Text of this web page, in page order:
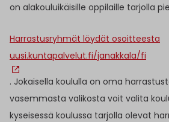
on alakouluikäisille oppilaille tarjolla
Harrastusryhmät löydät osoitteesta
uusi.kuntapalvelut.fi/janakkala/fi
. Jokaisella koululla on oma
vasemmasta valikosta voit valita
kyseisessä koulussa tarjolla olevat